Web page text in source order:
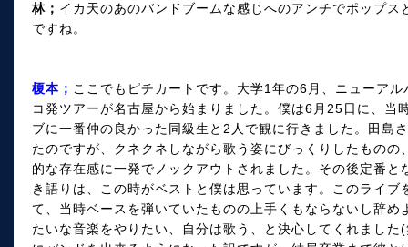
林； イカ天のあのバンドブームな感じへのアンチでポップ
ですね。
榎本； ここでもピチカートです。大学1年の6月、ニューア
コ発ツアーが名古屋から始まりました。僕は6月25日に、当
ブに一番仲の良かった同級生と2人で観に行きました。田島
たのですが、クネクネしながら歌う姿にびっくりしたもの
的な存在感に一発でノックアウトされました。その後定番
き語りは、この時がベストと僕は思っています。このライ
て、当時ベースを弾いていたものの上手くもならないし辞
たいな音楽をやりたい、自分は歌う、と決心してくれまし